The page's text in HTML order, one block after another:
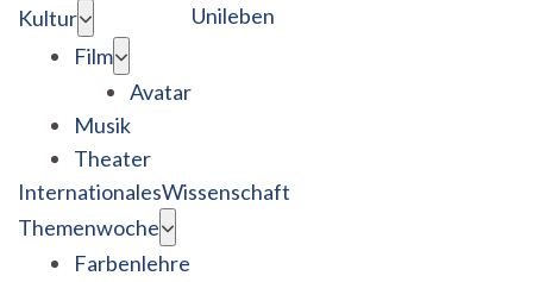
Kultur
Film
Avatar
Musik
Theater
Unileben
InternationalesWissenschaft
Themenwoche
Farbenlehre